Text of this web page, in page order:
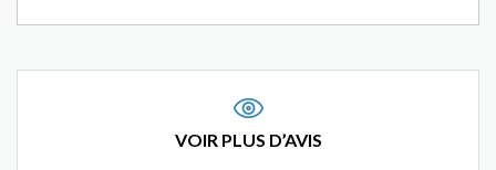
VOIR PLUS D’AVIS